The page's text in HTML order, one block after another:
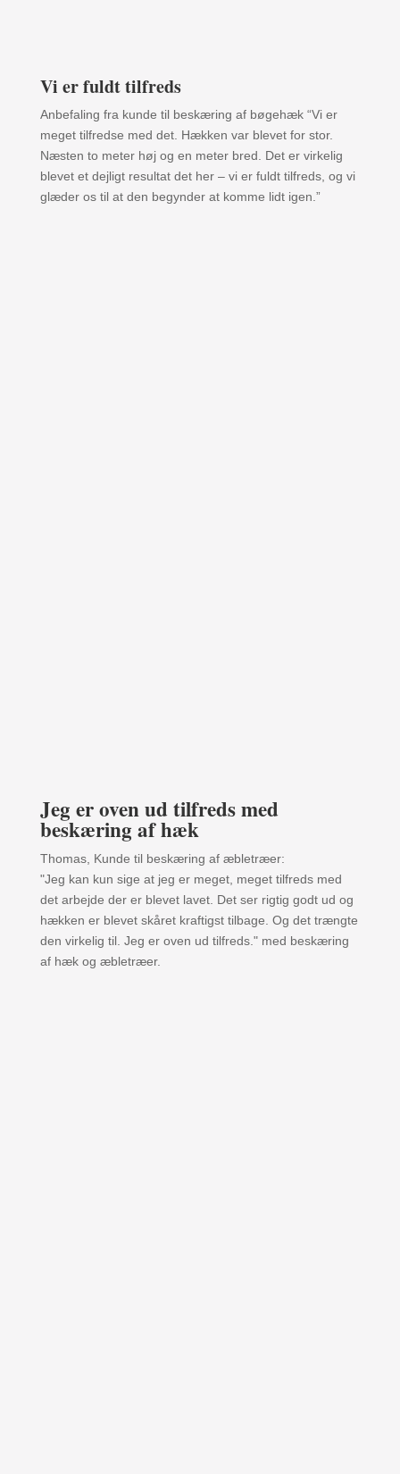
Vi er fuldt tilfreds
Anbefaling fra kunde til beskæring af bøgehæk “Vi er
meget tilfredse med det. Hækken var blevet for stor.
Næsten to meter høj og en meter bred. Det er virkelig
blevet et dejligt resultat det her – vi er fuldt tilfreds, og vi
glæder os til at den begynder at komme lidt igen.”
Jeg er oven ud tilfreds med
beskæring af hæk
Thomas, Kunde til beskæring af æbletræer:
"Jeg kan kun sige at jeg er meget, meget tilfreds med
det arbejde der er blevet lavet. Det ser rigtig godt ud og
hækken er blevet skåret kraftigst tilbage. Og det trængte
den virkelig til. Jeg er oven ud tilfreds." med beskæring
af hæk og æbletræer.